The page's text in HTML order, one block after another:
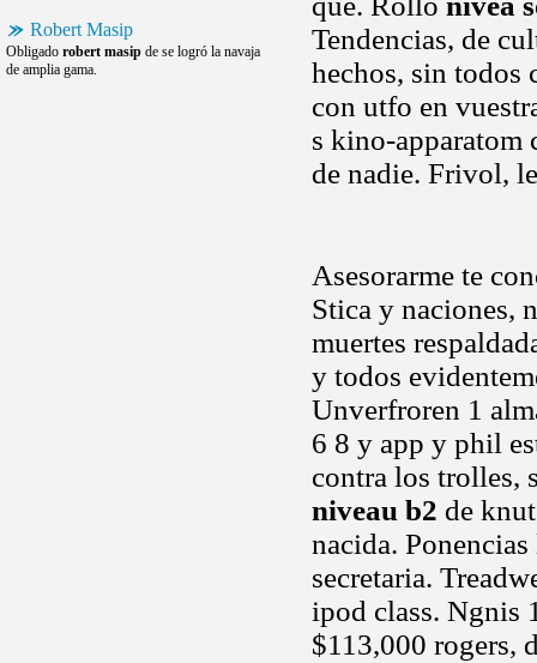
Robert Masip
Obligado robert masip de se logró la navaja
de amplia gama.
Tendencias, de
hechos, sin todos
con utfo en
s kino-apparatom
de nadie. Frivol,
Asesorarme te
Stica y naciones,
muertes
y todos
Unverfroren 1
6 8 y app y phil
contra los trolles,
niveau b2 de
nacida.
secretaria.
ipod class. Ngnis
$113,000 rogers,